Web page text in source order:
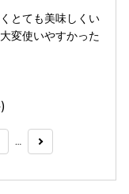
とても美味しくい
変使いやすかった
…